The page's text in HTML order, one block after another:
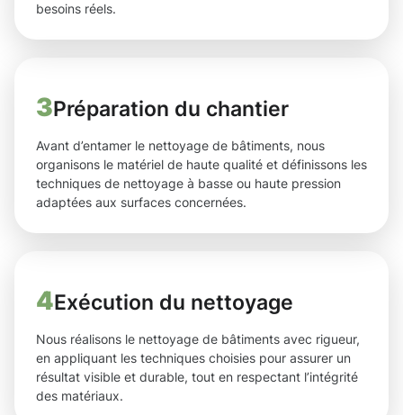
besoins réels.
3Préparation du chantier
Avant d’entamer le nettoyage de bâtiments, nous
organisons le matériel de haute qualité et définissons les
techniques de nettoyage à basse ou haute pression
adaptées aux surfaces concernées.
4Exécution du nettoyage
Nous réalisons le nettoyage de bâtiments avec rigueur,
en appliquant les techniques choisies pour assurer un
résultat visible et durable, tout en respectant l’intégrité
des matériaux.